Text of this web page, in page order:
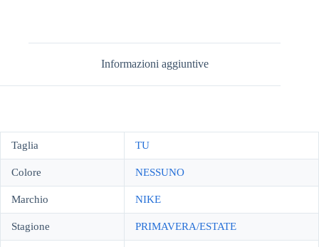
Informazioni aggiuntive
Taglia TU
Colore NESSUNO
Marchio NIKE
Stagione PRIMAVERA/ESTATE